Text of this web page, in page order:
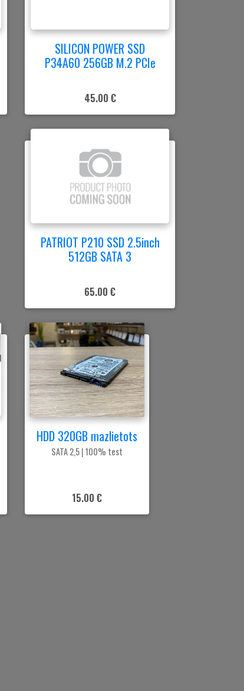
SILICON POWER SSD
P34A60 256GB M.2 PCIe
45.00 €
PATRIOT P210 SSD 2.5inch
512GB SATA 3
65.00 €
HDD 320GB mazlietots
SATA 2,5 | 100% test
15.00 €